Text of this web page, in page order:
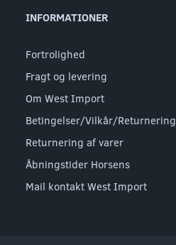
INFORMATIONER
Fortrolighed
Fragt og levering
Om West Import
Betingelser/Vilkår/Returnering
Returnering af varer
Åbningstider Horsens
Mail kontakt West Import